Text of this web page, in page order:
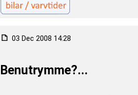
03 Dec 2008 14:28
Benutrymme?...